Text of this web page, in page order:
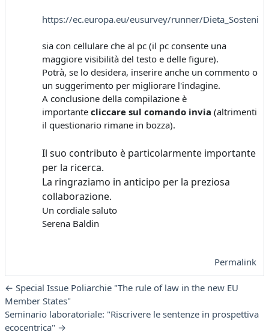
https://ec.europa.eu/eusurvey/runner/
sia con cellulare che al pc (il pc consente una
maggiore visibilità del testo e delle figure).
Potrà, se lo desidera, inserire anche un commento o
un suggerimento per migliorare l'indagine.
A conclusione della compilazione è
importante cliccare sul comando invia (altrimenti
il questionario rimane in bozza).
Il suo contributo è particolarmente importante
per la ricerca.
La ringraziamo in anticipo per la preziosa
collaborazione.
Un cordiale saluto
Serena Baldin
Permalink
← Special Issue Poliarchie "The rule of law in the new EU
Member States"
Seminario laboratoriale: "Riscrivere le sentenze in prospettiva
ecocentrica" →